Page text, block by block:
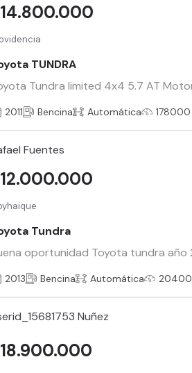
TUNDRA
Tundra limited 4x4 5.7 AT
2011 Bencina Automática
Fuentes
Tundra
oportunidad Toyota tundra año
2013 Bencina Automática
Nuñez